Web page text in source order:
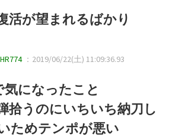
活が望まれるばかり
：2019/06/22(土) 11:09:36.93
になったこと
拾うのにいちいち納刀し
ためテンポが悪い